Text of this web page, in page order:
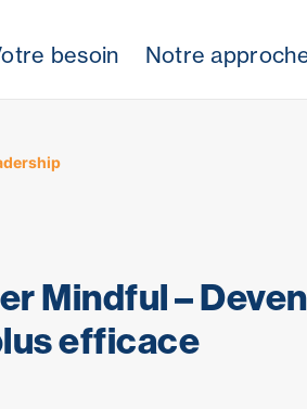
besoin Notre
Mindful –
efficace